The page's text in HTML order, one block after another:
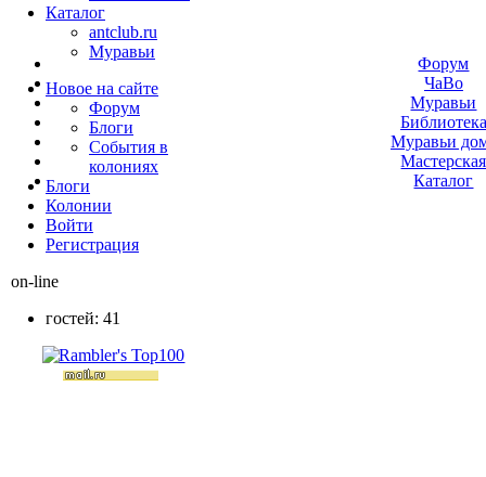
Каталог
antclub.ru
Муравьи
Новое на сайте
Форум
Блоги
События в
колониях
Блоги
Колонии
Войти
Peгиcтpaция
on-line
гостей: 41
Форум
ЧаВо
Муравьи
Библиотека
Муравьи
Мастерская
Каталог